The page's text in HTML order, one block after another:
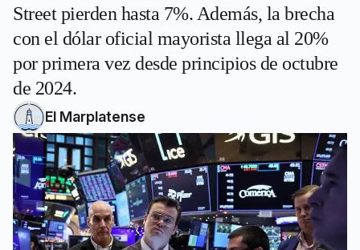
Street pierden hasta 7%. Además, la brecha
con el dólar oficial mayorista llega al 20%
por primera vez desde principios de octubre
de 2024.
El Marplatense